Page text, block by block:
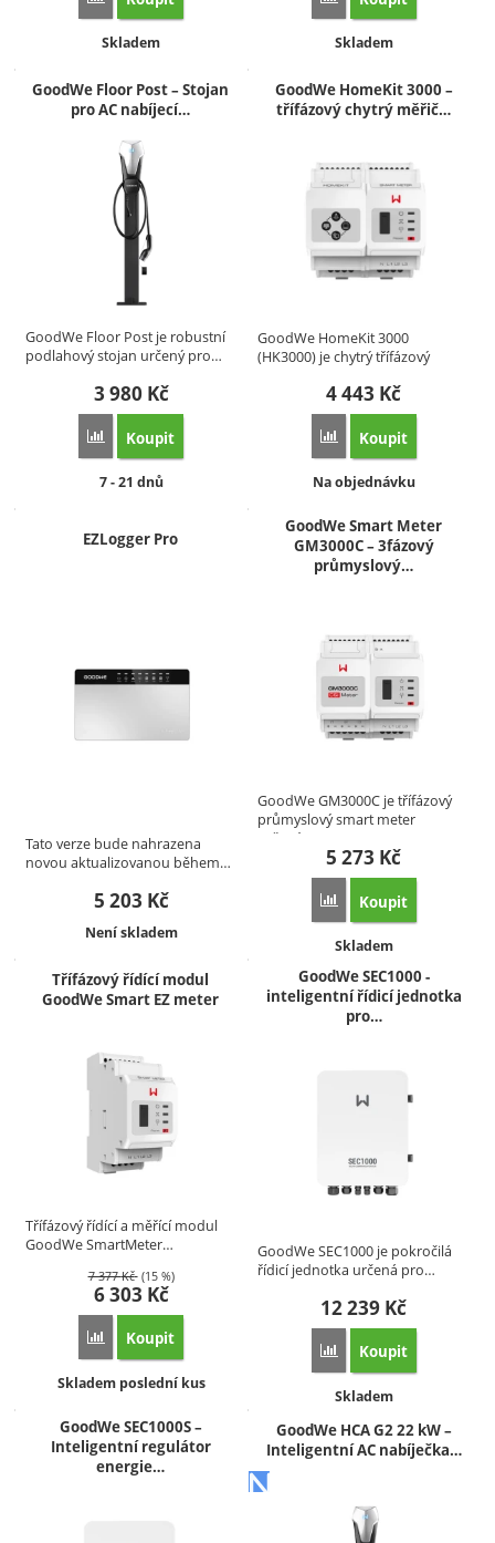
Dostupnost:
Skladem Dostupnost:
Skladem
GoodWe Floor Post – Stojan
pro AC nabíjecí…
GoodWe Floor Post je robustní
podlahový stojan určený pro…
3 980 Kč
Přidat 'GoodWe Floor Post – Stojan pro AC nabíjecí stanice
Koupit
Dostupnost:
7 - 21 dnů
GoodWe HomeKit 3000 –
třífázový chytrý měřič…
GoodWe HomeKit 3000
(HK3000) je chytrý třífázový
4 443 Kč
Přidat 'GoodWe
Koupit
Dostupnost:
Na objednávku
EZLogger Pro
Tato verze bude nahrazena
novou aktualizovanou během…
5 203 Kč
Dostupnost:
Není skladem
GoodWe Smart Meter
GM3000C – 3fázový
průmyslový…
GoodWe GM3000C je třífázový
průmyslový smart meter
určený…
5 273 Kč
Přidat 'GoodWe Smart
Koupit
Dostupnost:
Skladem
Třífázový řídící modul
GoodWe Smart EZ meter
Třífázový řídící a měřící modul
GoodWe SmartMeter…
7 377Kč (15 %)
6 303 Kč
Přidat 'Třífázový řídící modul GoodWe Smart EZ meter' k
Koupit
Dostupnost:
Skladem poslední kus
GoodWe SEC1000 -
inteligentní řídicí jednotka
pro…
GoodWe SEC1000 je pokročilá
řídicí jednotka určená pro…
12 239 Kč
Přidat 'GoodWe
Koupit
Dostupnost:
Skladem
GoodWe SEC1000S –
Inteligentní regulátor
energie…
GoodWe HCA G2 22 kW –
Inteligentní AC nabíječka…